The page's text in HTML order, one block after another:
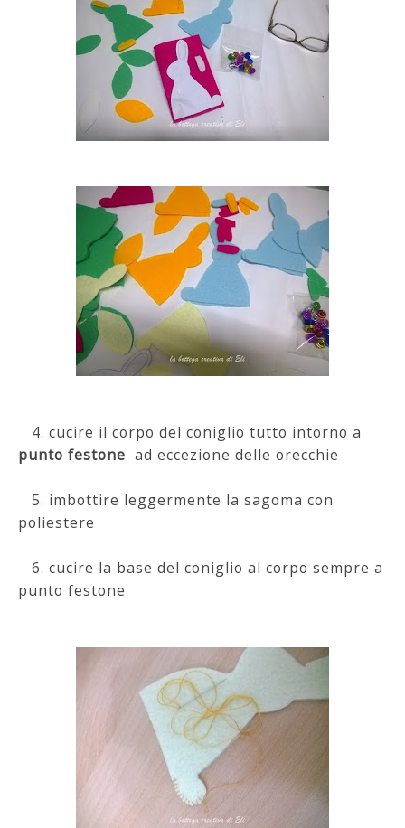
4. cucire il corpo del coniglio tutto intorno a
punto festone ad eccezione delle orecchie
5. imbottire leggermente la sagoma con
poliestere
6. cucire la base del coniglio al corpo sempre a
punto festone